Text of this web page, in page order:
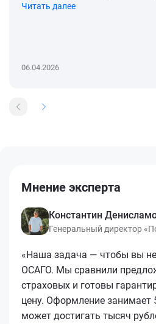
Читать далее
06.04.2026
Мнение эксперта
Константин
Генеральный директор
«Наша задача — чтобы вы
ОСАГО. Мы сравнили
страховых и готовы
цену. Оформление занимает
может достигать тысяч